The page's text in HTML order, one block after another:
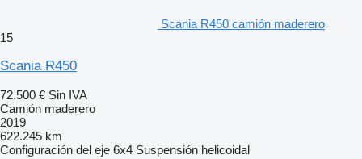
Scania R450 camión maderero
15
Scania R450
72.500 € Sin IVA
Camión maderero
2019
622.245 km
Configuración del eje 6x4 Suspensión helicoidal